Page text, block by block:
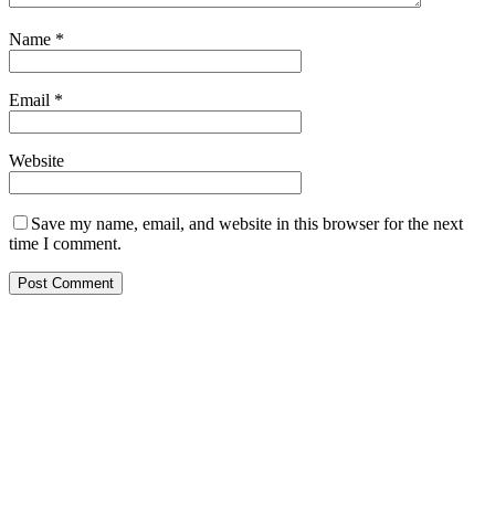
Name *
Email *
Website
Save my name, email, and website in this browser for the next
time I comment.